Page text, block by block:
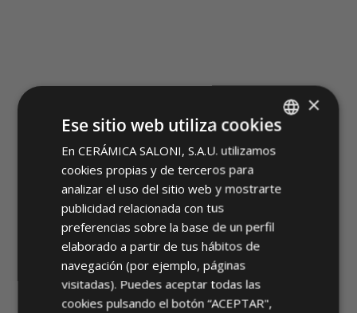
TESEO SPANISH
ENGLISH
GERMAN
×
Ese sitio web utiliza cookies
En CERÁMICA SALONI, S.A.U. utilizamos
cookies propias y de terceros para
analizar el uso del sitio web y mostrarte
publicidad relacionada con tus
preferencias sobre la base de un perfil
elaborado a partir de tus hábitos de
navegación (por ejemplo, páginas
visitadas). Puedes aceptar todas las
cookies pulsando el botón “ACEPTAR",